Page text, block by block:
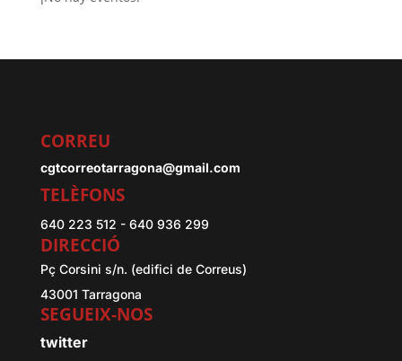
CORREU
cgtcorreotarragona@gmail.com
TELÈFONS
640 223 512 - 640 936 299
DIRECCIÓ
Pç Corsini s/n. (edifici de Correus)
43001 Tarragona
SEGUEIX-NOS
twitter